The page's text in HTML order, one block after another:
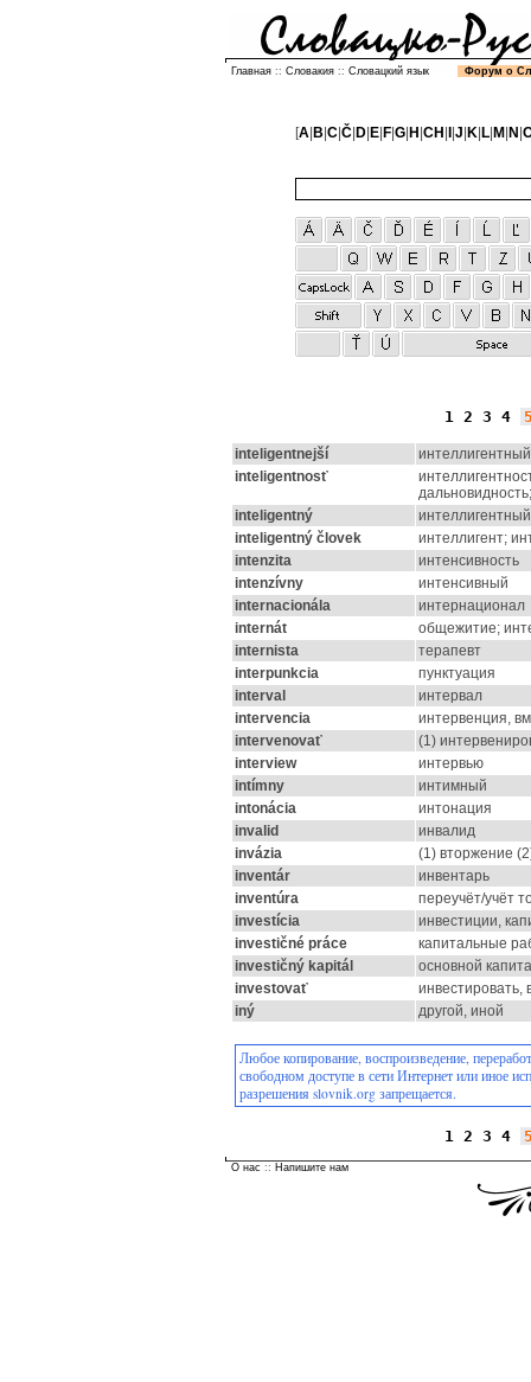
Главная :: Словакия :: Словацкий язык Форум о
[A| B C| Č| D| E| F| G| H CH J K| L| M N
1 2 3 4
inteligentnejší
inteligentnosť
inteligentný
интеллигентный
inteligentný človek
интеллигент;
intenzita
интенсивность
intenzívny
интенсивный
internacionála
интернационал
internát
общежитие;
internista
терапевт
interpunkcia
пунктуация
interval
интервал
intervencia
интервенция,
intervenovať
(1)
interview
интервью
intímny
интимный
intonácia
интонация
invalid
инвалид
invázia
(1) вторжение
inventár
инвентарь
inventúra
переучёт/учёт
investícia
инвестиции,
investičné práce
капитальные
investičný kapitál
основной
investovať
инвестировать,
iný
другой, иной
Любое копирование, воспроизведение,
свободном доступе в сети Интернет или иное
разрешения slovnik.org запрещается.
1 2 3 4
О нас :: Напишите нам